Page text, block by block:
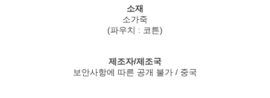
소재
소가죽
(파우치 : 코튼)
제조자/제조국
보안사항에 따른 공개 불가 / 중국